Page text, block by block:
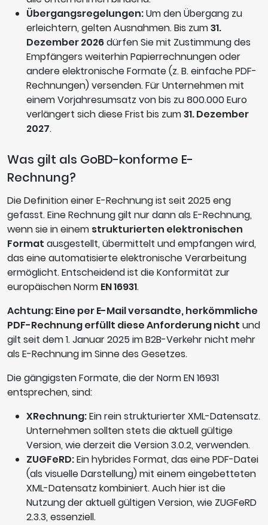
Übergangsregelungen:Um den Übergang zu
erleichtern, gelten Ausnahmen. Bis zum31.
Dezember 2026dürfen Sie mit Zustimmung des
Empfängers weiterhin Papierrechnungen oder
andere elektronische Formate (z. B. einfache PDF-
Rechnungen) versenden. Für Unternehmen mit
einem Vorjahresumsatz von bis zu 800.000 Euro
verlängert sich diese Frist bis zum31. Dezember
2027.
Was gilt als GoBD-konforme E-
Rechnung?
Die Definition einer E-Rechnung ist seit 2025 eng
gefasst. Eine Rechnung gilt nur dann als E-Rechnung,
wenn sie in einem strukturierten elektronischen
Format ausgestellt, übermittelt und empfangen wird,
das eine automatisierte elektronische Verarbeitung
ermöglicht. Entscheidend ist die Konformität zur
europäischen Norm EN 16931.
Achtung: Eine per E-Mail versandte, herkömmliche
PDF-Rechnung erfüllt diese Anforderung nicht und
gilt seit dem 1. Januar 2025 im B2B-Verkehr nicht mehr
als E-Rechnung im Sinne des Gesetzes.
Die gängigsten Formate, die der Norm EN 16931
entsprechen, sind:
XRechnung:Ein rein strukturierter XML-Datensatz.
Unternehmen sollten stets die aktuell gültige
Version, wie derzeit die Version 3.0.2, verwenden.
ZUGFeRD:Ein hybrides Format, das eine PDF-Datei
(als visuelle Darstellung) mit einem eingebetteten
XML-Datensatz kombiniert. Auch hier ist die
Nutzung der aktuell gültigen Version, wie ZUGFeRD
2.3.3, essenziell.